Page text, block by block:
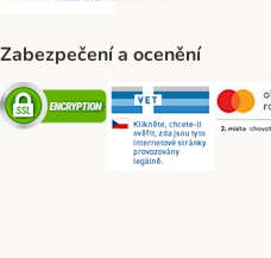
Zabezpečení a ocenění
Security Security